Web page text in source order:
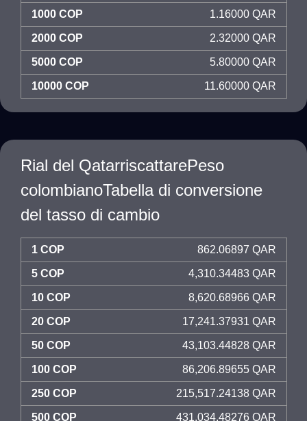
1000 COP 1.16000 QAR
2000 COP 2.32000 QAR
5000 COP 5.80000 QAR
10000 COP 11.60000 QAR
Rial del QatarriscattarePeso
colombianoTabella di conversione
del tasso di cambio
1 COP 862.06897 QAR
5 COP 4,310.34483 QAR
10 COP 8,620.68966 QAR
20 COP 17,241.37931 QAR
50 COP 43,103.44828 QAR
100 COP 86,206.89655 QAR
250 COP 215,517.24138 QAR
500 COP 431,034.48276 QAR